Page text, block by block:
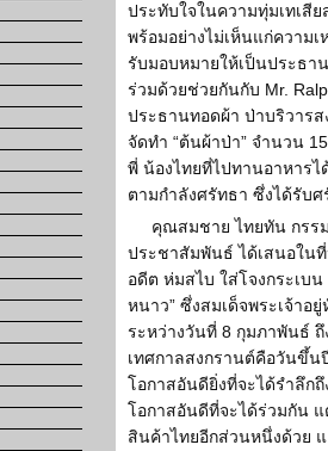
ประทับใจในความทุ่มเทเสี
พร้อมอย่างไม่เห็นแก่ความเ
รับมอบหมายให้เป็นประธ
ร่วมด้วยช่วยกันกับ Mr.
ประธานทอดผ้า ป่าบริวาร
จัดทำ “ต้นผ้าป่า” จำนวน
พี่ น้องไทยที่ไปทานอาหาร
ตามกำลังศรัทธา ซึ่งได้รับ
คุณสมชาย ไทยทัน กรร
ประชาสัมพันธ์ ได้เสนอใน
อดีต ห่มสไบ ใส่โจงกระเบ
หนาว” ซึ่งสมเด็จพระเจ้าอ
ระหว่างวันที่ 8 กุมภาพันธ์
เทศกาลสงกรานต์คือวันขึ้
โอกาสอันดียิ่งที่จะได้รำลึก
โอกาสอันดีที่จะได้ร่วมกัน
สินค้าไทยอีกส่วนหนึ่งด้วย